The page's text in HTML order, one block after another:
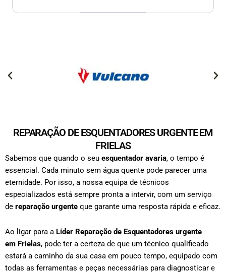
REPARAÇÃO DE ESQUENTADORES URGENTE EM
FRIELAS
Sabemos que quando o seu esquentador avaria, o tempo é
essencial. Cada minuto sem água quente pode parecer uma
eternidade. Por isso, a nossa equipa de técnicos
especializados está sempre pronta a intervir, com um serviço
de reparação urgente que garante uma resposta rápida e eficaz.
Ao ligar para a Líder Reparação de Esquentadores urgente
em Frielas, pode ter a certeza de que um técnico qualificado
estará a caminho da sua casa em pouco tempo, equipado com
todas as ferramentas e peças necessárias para diagnosticar e